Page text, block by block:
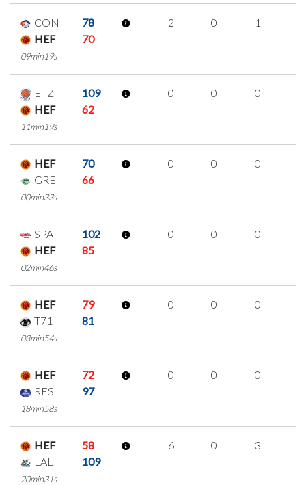
CON
78
HEF
70
09min19s
2 0 1
ETZ
109
HEF
62
11min19s
0 0 0
HEF
70
GRE
66
00min33s
0 0 0
SPA
102
HEF
85
02min46s
0 0 0
HEF
79
T71
81
03min54s
0 0 0
HEF
72
RES
97
18min58s
0 0 0
HEF
58
LAL
109
20min31s
6 0 3